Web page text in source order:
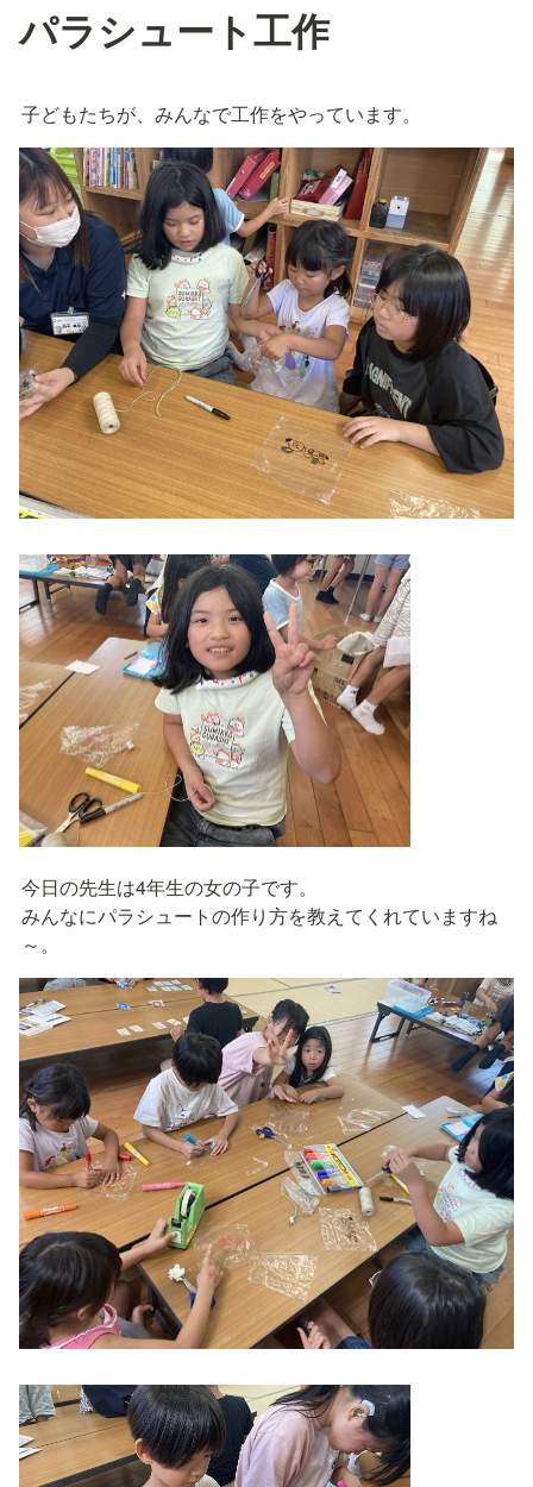
パラシュート工作
子どもたちが、みんなで工作をやっています。
今日の先生は4年生の女の子です。
みんなにパラシュートの作り方を教えてくれていますね
～。